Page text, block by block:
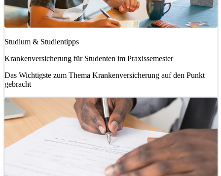
Studium & Studientipps
Krankenversicherung für Studenten im Praxissemester
Das Wichtigste zum Thema Krankenversicherung auf den Punkt
gebracht